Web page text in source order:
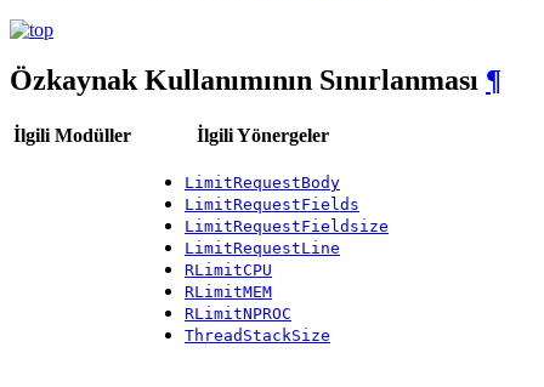
Özkaynak Kullanımının Sınırlanması ¶
İlgili Modüller İlgili Yönergeler
LimitRequestBody
LimitRequestFields
LimitRequestFieldsize
LimitRequestLine
RLimitCPU
RLimitMEM
RLimitNPROC
ThreadStackSize